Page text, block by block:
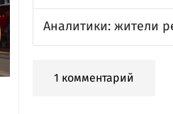
Аналитики: жители
1 комментарий